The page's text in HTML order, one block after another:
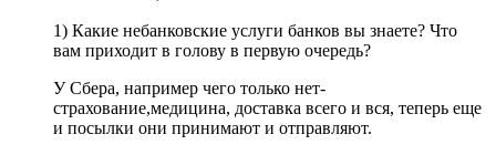
1) Какие небанковские услуги банков вы знаете? Что
вам приходит в голову в первую очередь?
У Сбера, например чего только нет-
страхование,медицина, доставка всего и вся, теперь еще
и посылки они принимают и отправляют.